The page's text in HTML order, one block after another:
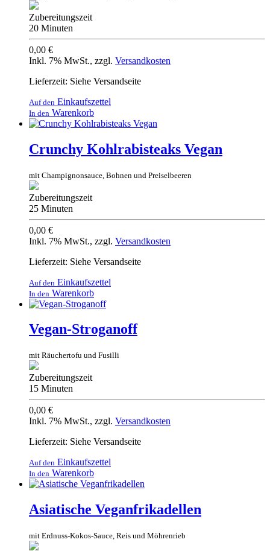
Zubereitungszeit
20 Minuten
0,00 €
Inkl. 7% MwSt., zzgl. Versandkosten
Lieferzeit: Siehe Versandseite
Auf den Einkaufszettel
In den Warenkorb
Crunchy Kohlrabisteaks Vegan
mit Champignonsauce, Bohnen und Preiselbeeren
Zubereitungszeit
25 Minuten
0,00 €
Inkl. 7% MwSt., zzgl. Versandkosten
Lieferzeit: Siehe Versandseite
Auf den Einkaufszettel
In den Warenkorb
Vegan-Stroganoff
mit Räuchertofu und Fusilli
Zubereitungszeit
15 Minuten
0,00 €
Inkl. 7% MwSt., zzgl. Versandkosten
Lieferzeit: Siehe Versandseite
Auf den Einkaufszettel
In den Warenkorb
Asiatische Veganfrikadellen
mit Erdnuss-Kokos-Sauce, Reis und Möhrenrieb